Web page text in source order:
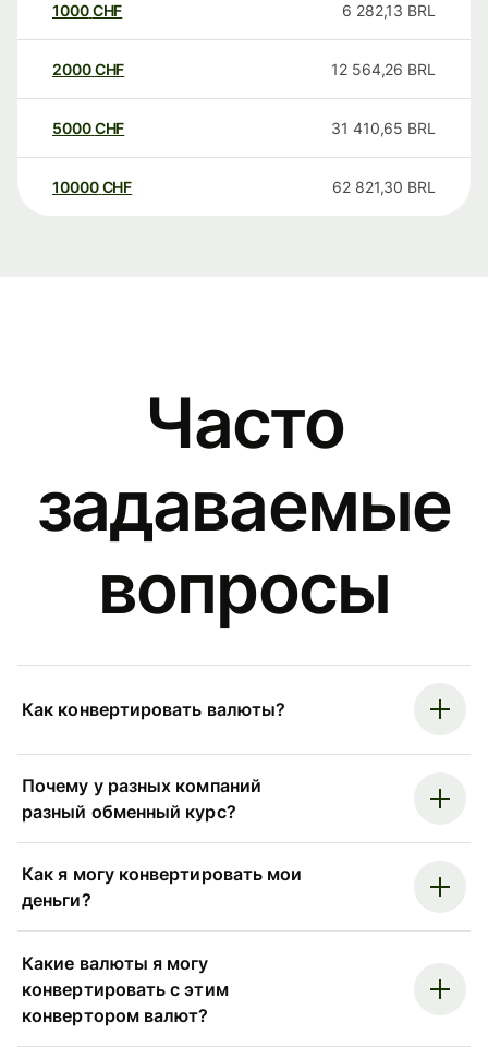
1000CHF 6 282,13 BRL
2000CHF 12 564,26 BRL
5000CHF 31 410,65 BRL
10000 CHF 62 821,30 BRL
Часто
задаваемые
вопросы
Как конвертировать валюты?
Почему у разных компаний
разный обменный курс?
Как я могу конвертировать мои
деньги?
Какие валюты я могу
конвертировать с этим
конвертором валют?